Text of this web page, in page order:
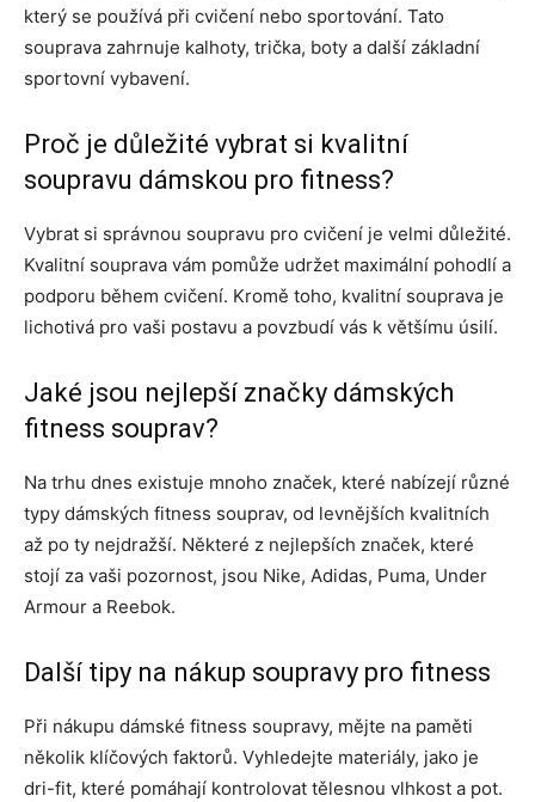
který se používá při cvičení nebo sportování. Tato
souprava zahrnuje kalhoty, trička, boty a další základní
sportovní vybavení.
Proč je důležité vybrat si kvalitní
soupravu dámskou pro fitness?
Vybrat si správnou soupravu pro cvičení je velmi důležité.
Kvalitní souprava vám pomůže udržet maximální pohodlí a
podporu během cvičení. Kromě toho, kvalitní souprava je
lichotivá pro vaši postavu a povzbudí vás k většímu úsilí.
Jaké jsou nejlepší značky dámských
fitness souprav?
Na trhu dnes existuje mnoho značek, které nabízejí různé
typy dámských fitness souprav, od levnějších kvalitních
až po ty nejdražší. Některé z nejlepších značek, které
stojí za vaši pozornost, jsou Nike, Adidas, Puma, Under
Armour a Reebok.
Další tipy na nákup soupravy pro fitness
Při nákupu dámské fitness soupravy, mějte na paměti
několik klíčových faktorů. Vyhledejte materiály, jako je
dri-fit, které pomáhají kontrolovat tělesnou vlhkost a pot.